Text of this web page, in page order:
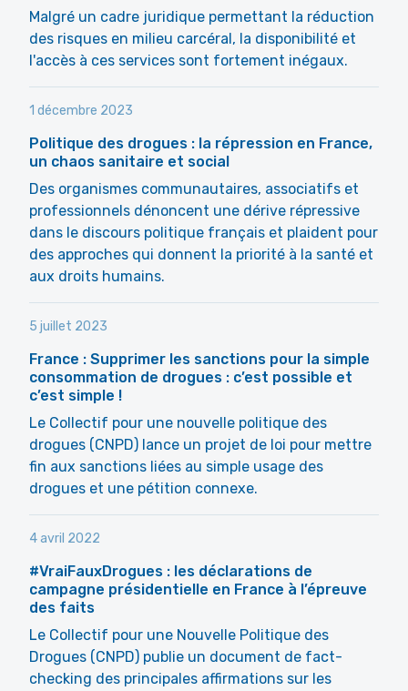
Malgré un cadre juridique permettant la réduction
des risques en milieu carcéral, la disponibilité et
l'accès à ces services sont fortement inégaux.
1 décembre 2023
Politique des drogues : la répression en France,
un chaos sanitaire et social
Des organismes communautaires, associatifs et
professionnels dénoncent une dérive répressive
dans le discours politique français et plaident pour
des approches qui donnent la priorité à la santé et
aux droits humains.
5 juillet 2023
France : Supprimer les sanctions pour la simple
consommation de drogues : c’est possible et
c’est simple !
Le Collectif pour une nouvelle politique des
drogues (CNPD) lance un projet de loi pour mettre
fin aux sanctions liées au simple usage des
drogues et une pétition connexe.
4 avril 2022
#VraiFauxDrogues : les déclarations de
campagne présidentielle en France à l’épreuve
des faits
Le Collectif pour une Nouvelle Politique des
Drogues (CNPD) publie un document de fact-
checking des principales affirmations sur les